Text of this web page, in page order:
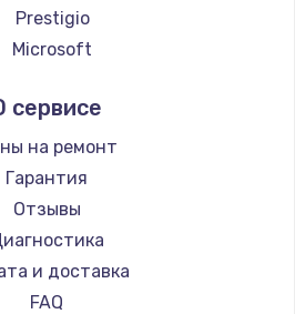
ноутбуков Google
ноутбуков Echips
ноутбуков Predator
ноутбуков iru
Machenike
ноутбуков DEXP
ноутбуков Teclast
ноутбуков CHUWI
ноутбуков Colorful
Prestigio
Microsoft
Aquarius
Gigabyte
Aorus
Maibenben
Getac
Epson
Philips
сервисе
на ремонт
Гарантия
Отзывы
и доставка
FAQ